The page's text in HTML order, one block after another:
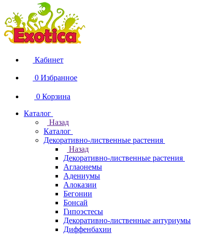
Кабинет
0 Избранное
0 Корзина
Каталог
Назад
Каталог
Декоративно-лиственные растения
Назад
Декоративно-лиственные растения
Аглаонемы
Адениумы
Алоказии
Бегонии
Бонсай
Гипоэстесы
Декоративно-лиственные антуриумы
Диффенбахии